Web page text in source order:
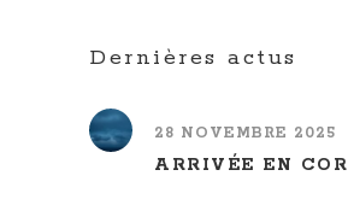
Dernières actus
28 NOVEMBRE 2025
ARRIVÉE EN